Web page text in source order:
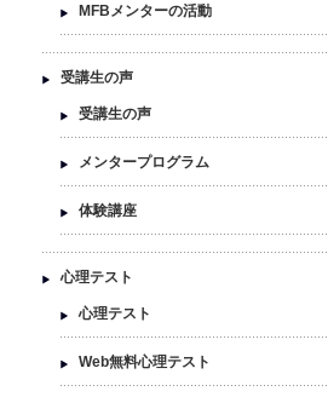
MFBメンターの活動
受講生の声
受講生の声
メンタープログラム
体験講座
心理テスト
心理テスト
Web無料心理テスト